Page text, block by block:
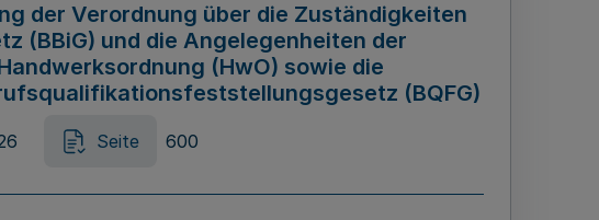
der Verordnung über die Zuständigkeiten
(BBiG) und die Angelegenheiten der
(HwO) sowie die
(BQFG)
Seite 600